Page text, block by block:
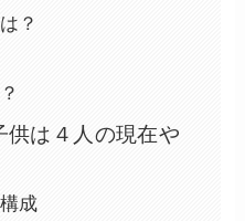
？
供は４人の現在や
成